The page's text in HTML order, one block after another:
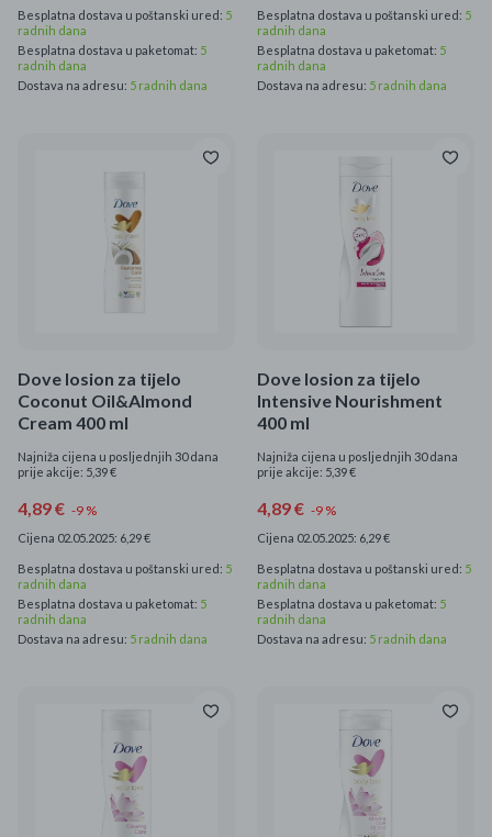
Besplatna dostava u poštanski ured: 5
radnih dana
Besplatna dostava u paketomat: 5
radnih dana
Dostava na adresu: 5 radnih dana
Besplatna dostava u poštanski ured: 5
radnih dana
Besplatna dostava u paketomat: 5
radnih dana
Dostava na adresu: 5 radnih dana
Dove losion za tijelo
Coconut Oil&Almond
Cream 400 ml
Najniža cijena u posljednjih 30 dana
prije akcije: 5,39 €
4,89 € -9 %
Cijena 02.05.2025: 6,29 €
Besplatna dostava u poštanski ured: 5
radnih dana
Besplatna dostava u paketomat: 5
radnih dana
Dostava na adresu: 5 radnih dana
Dove losion za tijelo
Intensive Nourishment
400 ml
Najniža cijena u posljednjih 30 dana
prije akcije: 5,39 €
4,89 € -9 %
Cijena 02.05.2025: 6,29 €
Besplatna dostava u poštanski ured: 5
radnih dana
Besplatna dostava u paketomat: 5
radnih dana
Dostava na adresu: 5 radnih dana